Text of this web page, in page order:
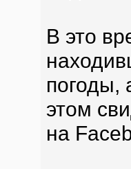
В это
погоды,
этом
на